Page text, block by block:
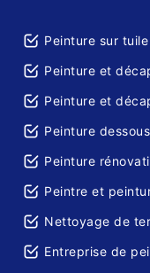
Peinture sur
Peinture et
Peinture et
Peinture
Peinture
Peintre et
Nettoyage de
Entreprise de